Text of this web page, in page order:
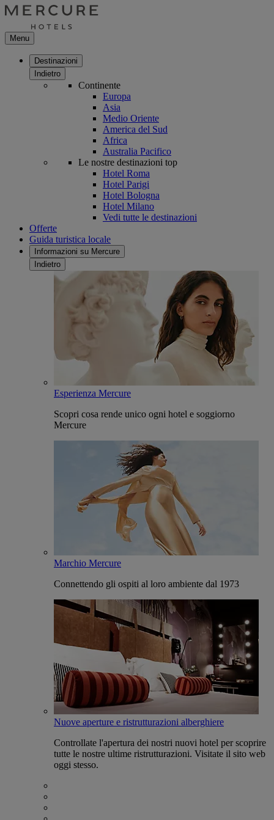
Menu
Destinazioni
Indietro
Continente
Europa
Asia
Medio Oriente
America del Sud
Africa
Australia Pacifico
Le nostre destinazioni top
Hotel Roma
Hotel Parigi
Hotel Bologna
Hotel Milano
Vedi tutte le destinazioni
Offerte
Guida turistica locale
Informazioni su Mercure
Indietro
Esperienza Mercure
Scopri cosa rende unico ogni hotel e soggiorno
Mercure
Marchio Mercure
Connettendo gli ospiti al loro ambiente dal 1973
Nuove aperture e ristrutturazioni alberghiere
Controllate l'apertura dei nostri nuovi hotel per scoprire
tutte le nostre ultime ristrutturazioni. Visitate il sito web
oggi stesso.